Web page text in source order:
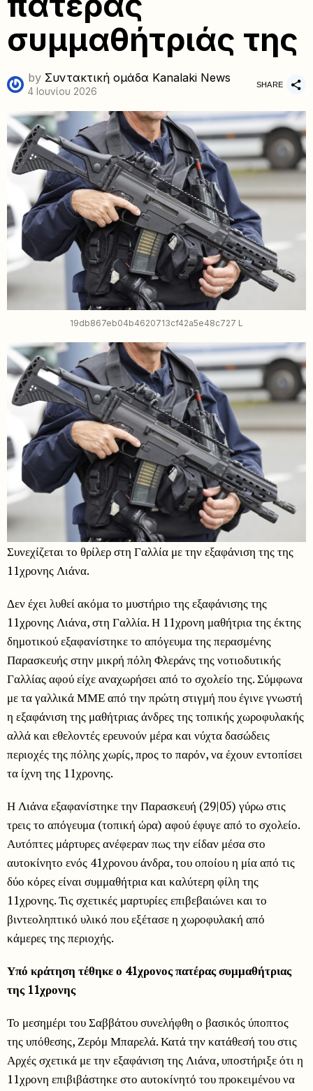
συμμαθήτριάς της
by Συντακτική ομάδα Kanalaki News
4 Ιουνίου 2026
SHARE
19db867eb04b4620713cf42a5e48c727 L
Συνεχίζεται το θρίλερ στη Γαλλία με την εξαφάνιση της της
11χρονης Λιάνα.
Δεν έχει λυθεί ακόμα το μυστήριο της εξαφάνισης της
11χρονης Λιάνα, στη Γαλλία. Η 11χρονη μαθήτρια της έκτης
δημοτικού εξαφανίστηκε το απόγευμα της περασμένης
Παρασκευής στην μικρή πόλη Φλεράνς της νοτιοδυτικής
Γαλλίας αφού είχε αναχωρήσει από το σχολείο της. Σύμφωνα
με τα γαλλικά ΜΜΕ από την πρώτη στιγμή που έγινε γνωστή
η εξαφάνιση της μαθήτριας άνδρες της τοπικής χωροφυλακής
αλλά και εθελοντές ερευνούν μέρα και νύχτα δασώδεις
περιοχές της πόλης χωρίς, προς το παρόν, να έχουν εντοπίσει
τα ίχνη της 11χρονης.
Η Λιάνα εξαφανίστηκε την Παρασκευή (29|05) γύρω στις
τρεις το απόγευμα (τοπική ώρα) αφού έφυγε από το σχολείο.
Αυτόπτες μάρτυρες ανέφεραν πως την είδαν μέσα στο
αυτοκίνητο ενός 41χρονου άνδρα, του οποίου η μία από τις
δύο κόρες είναι συμμαθήτρια και καλύτερη φίλη της
11χρονης. Τις σχετικές μαρτυρίες επιβεβαιώνει και το
βιντεοληπτικό υλικό που εξέτασε η χωροφυλακή από
κάμερες της περιοχής.
Υπό κράτηση τέθηκε ο 41χρονος πατέρας συμμαθήτριας
της 11χρονης
Το μεσημέρι του Σαββάτου συνελήφθη ο βασικός ύποπτος
της υπόθεσης, Ζερόμ Μπαρελά. Κατά την κατάθεσή του στις
Αρχές σχετικά με την εξαφάνιση της Λιάνα, υποστήριξε ότι η
11χρονη επιβιβάστηκε στο αυτοκίνητό του προκειμένου να